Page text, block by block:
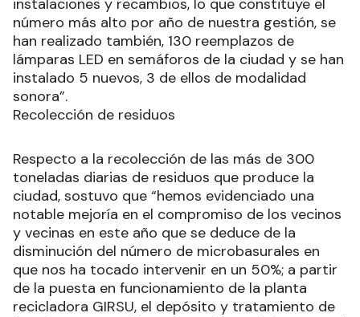
número más alto por año de nuestra gestión, se
han realizado también, 130 reemplazos de
lámparas LED en semáforos de la ciudad y se han
instalado 5 nuevos, 3 de ellos de modalidad
sonora”.
Recolección de residuos
Respecto a la recolección de las más de 300
toneladas diarias de residuos que produce la
ciudad, sostuvo que “hemos evidenciado una
notable mejoría en el compromiso de los vecinos
y vecinas en este año que se deduce de la
disminución del número de microbasurales en
que nos ha tocado intervenir en un 50%; a partir
de la puesta en funcionamiento de la planta
recicladora GIRSU, el depósito y tratamiento de